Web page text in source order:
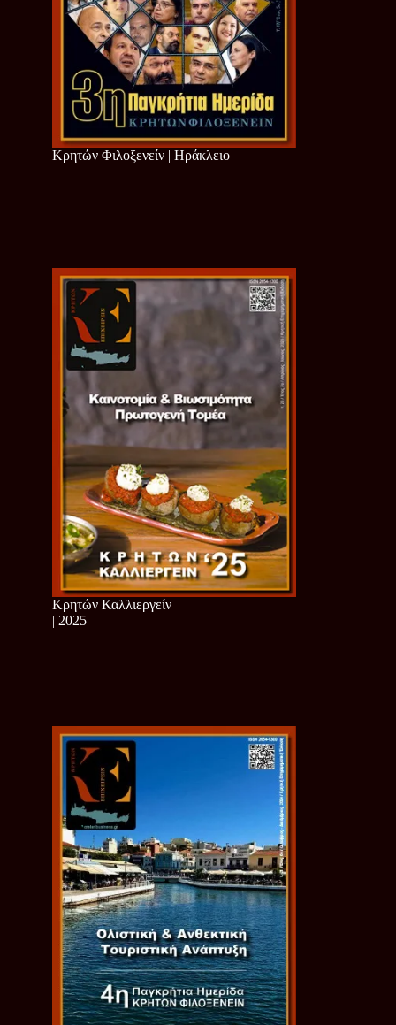
Κρητών Φιλοξενείν | Ηράκλειο
Κρητών Καλλιεργείν
| 2025